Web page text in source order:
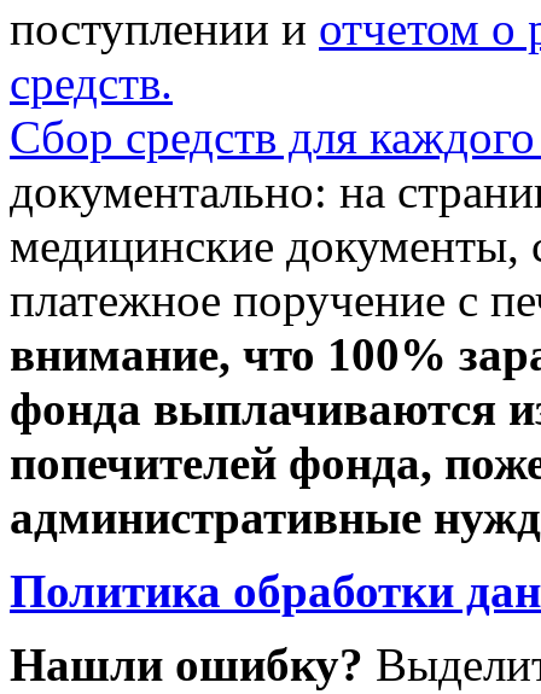
поступлении и отчетом о
средств.
Сбор средств для
документально: на
медицинские документы,
платежное поручение с
внимание, что 100%
фонда выплачиваются
попечителей фонда,
административные
Политика обработки
Нашли ошибку?